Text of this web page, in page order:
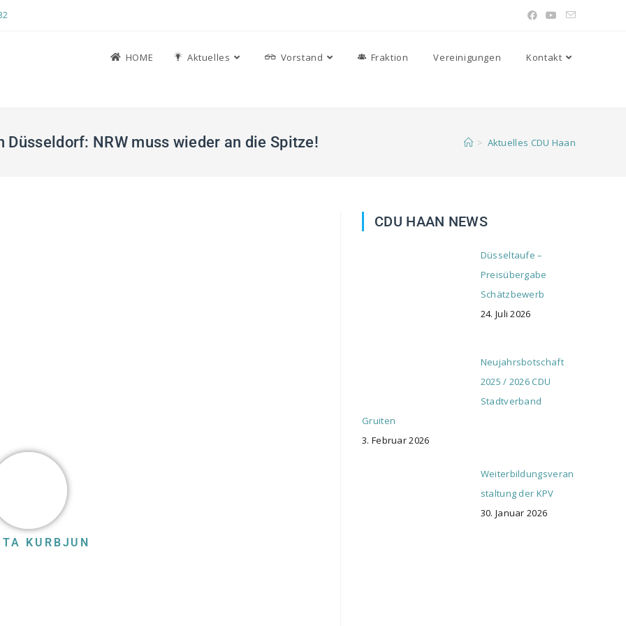
HOME Aktuelles Vorstand Fraktion Vereinigungen Kontakt
NRW muss wieder an die Spitze! > Aktuelles CDU Haan
KURBJUN
CDU HAAN NEWS
Düsseltaufe –
Preisübergabe
Schätzbewerb
24. Juli 2026
Neujahrsbotschaft
2025 / 2026 CDU
Stadtverband
Gruiten
3. Februar 2026
Weiterbildungsveran
staltung der KPV
30. Januar 2026